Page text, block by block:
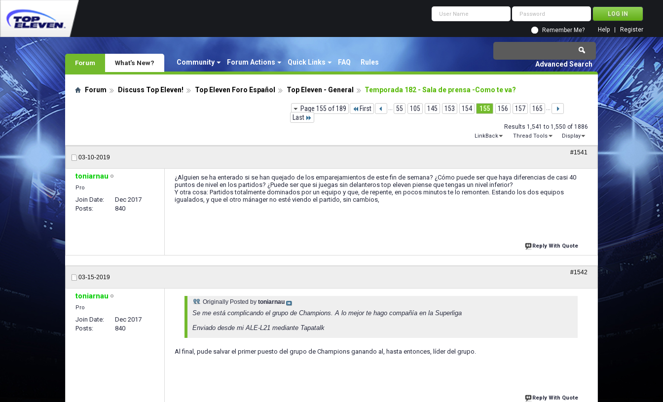
Remember Me? Register
Help
Forum Community Forum Actions Quick Links FAQ Rules
What's New? Advanced Search
Forum Discuss Top Eleven! Top Eleven Foro Español Top Eleven - General Temporada 182 - Sala de prensa -Como te va?
Page 155 of 189 First ... 55 105 145 153 154 155 156 157 165 ...
Last
Results 1,541 to 1,550 of 1886
LinkBack Thread Tools Display
03-10-2019
#1541
toniarnau
Pro
Join Date
Dec 2017
Posts
840
¿Alguien se ha enterado si se han quejado de los emparejamientos de este fin de semana? ¿Cómo puede ser que haya diferencias de casi 40
puntos de nivel en los partidos? ¿Puede ser que si juegas sin delanteros top eleven piense que tengas un nivel inferior?
Y otra cosa: Partidos totalmente dominados por un equipo y que, de repente, en pocos minutos te lo remonten. Estando los dos equipos
igualados, y que el otro mánager no esté viendo el partido, sin cambios,
Reply With Quote
03-15-2019
#1542
toniarnau
Pro
Join Date
Dec 2017
Posts
840
Originally Posted by toniarnau
Se me está complicando el grupo de Champions. A lo mejor te hago compañía en la Superliga
Enviado desde mi ALE-L21 mediante Tapatalk
Al final, pude salvar el primer puesto del grupo de Champions ganando al, hasta entonces, líder del grupo.
Reply With Quote